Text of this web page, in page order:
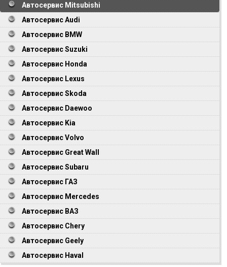
Автосервис Mitsubishi
Автосервис Audi
Автосервис BMW
Автосервис Suzuki
Автосервис Honda
Автосервис Lexus
Автосервис Skoda
Автосервис Daewoo
Автосервис Kia
Автосервис Volvo
Автосервис Great Wall
Автосервис Subaru
Автосервис ГАЗ
Автосервис Mercedes
Автосервис ВАЗ
Автосервис Chery
Автосервис Geely
Автосервис Haval